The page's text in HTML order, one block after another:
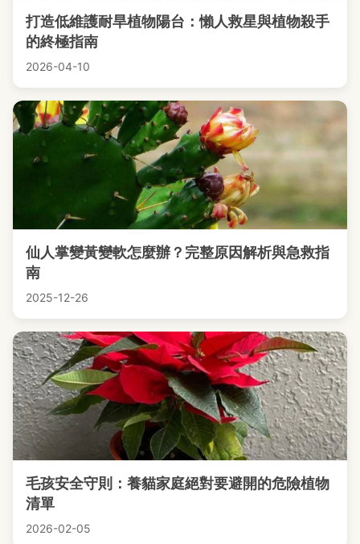
打造低維護耐旱植物陽台：懶人救星與植物殺手
的終極指南
2026-04-10
仙人掌變黃變軟怎麼辦？完整原因解析與急救指
南
2025-12-26
毛孩安全守則：養貓家庭絕對要避開的危險植物
清單
2026-02-05